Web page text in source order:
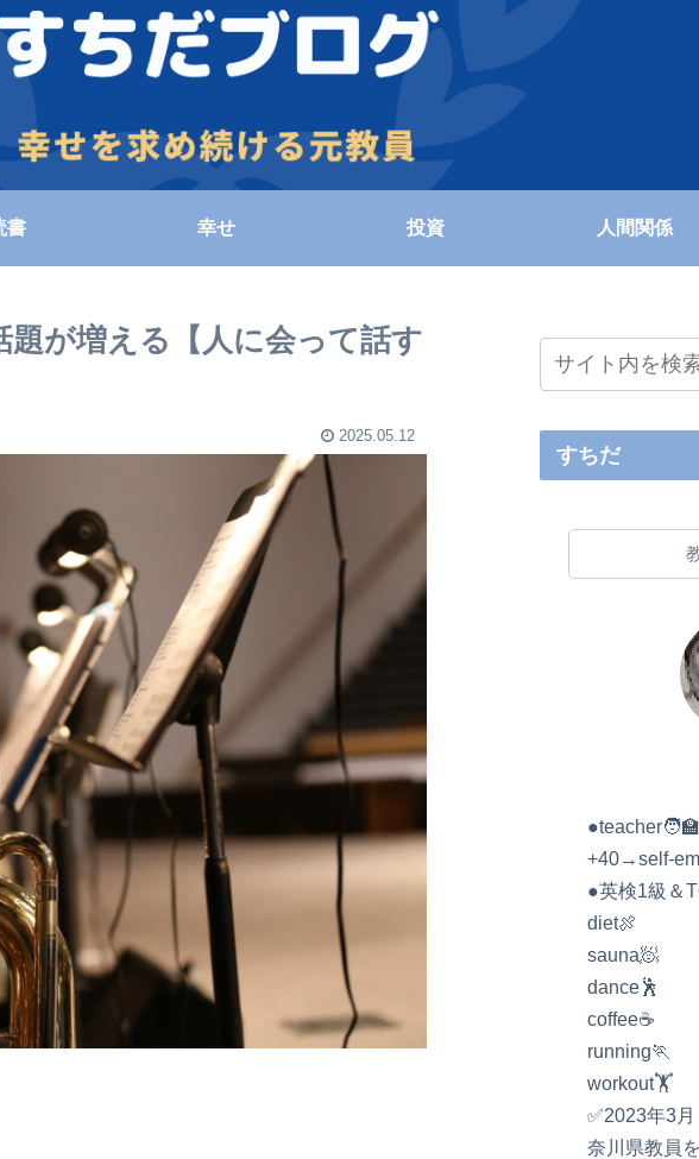
書 幸せ 投資 人間関係
が増える【人に会って話す
2025.05.12
すちだ
+40→self-
●英検1級＆
diet🍖
sauna🧖
dance🕺
coffee☕️
running🏃
workout🏋️
✅2023年3
奈川県教員